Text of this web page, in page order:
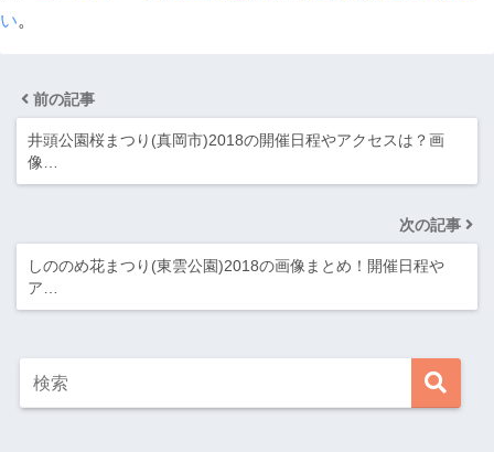
い。
前の記事
井頭公園桜まつり(真岡市)2018の開催日程やアクセスは？画
像…
次の記事
しののめ花まつり(東雲公園)2018の画像まとめ！開催日程や
ア…